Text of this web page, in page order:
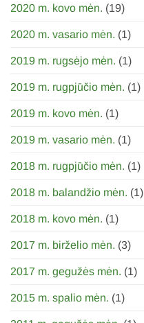
2020 m. kovo mėn. (19)
2020 m. vasario mėn. (1)
2019 m. rugsėjo mėn. (1)
2019 m. rugpjūčio mėn. (1)
2019 m. kovo mėn. (1)
2019 m. vasario mėn. (1)
2018 m. rugpjūčio mėn. (1)
2018 m. balandžio mėn. (1)
2018 m. kovo mėn. (1)
2017 m. birželio mėn. (3)
2017 m. gegužės mėn. (1)
2015 m. spalio mėn. (1)